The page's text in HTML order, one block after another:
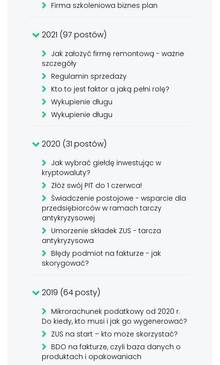
Firma szkoleniowa biznes plan
2021 (97 postów)
Jak założyć firmę remontową - ważne
szczegóły
Regulamin sprzedaży
Kto to jest faktor a jaką pełni rolę?
Wykupienie długu
Wykupienie długu
2020 (31 postów)
Jak wybrać giełdę inwestując w
kryptowaluty?
Złóż swój PIT do 1 czerwca!
Świadczenie postojowe - wsparcie dla
przedsiębiorców w ramach tarczy
antykryzysowej
Umorzenie składek ZUS - tarcza
antykryzysowa
Błędy podmiot na fakturze - jak
skorygować?
2019 (64 posty)
Mikrorachunek podatkowy od 2020 r.
Do kiedy, kto musi i jak go wygenerować?
ZUS na start – kto może skorzystać?
BDO na fakturze, czyli baza danych o
produktach i opakowaniach